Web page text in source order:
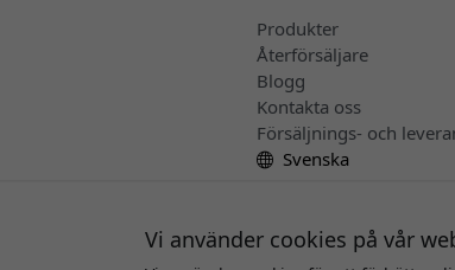
Produkter
Återförsäljare
Blogg
Kontakta oss
Försäljnings- och
Svenska
Vi använder cookies på vår